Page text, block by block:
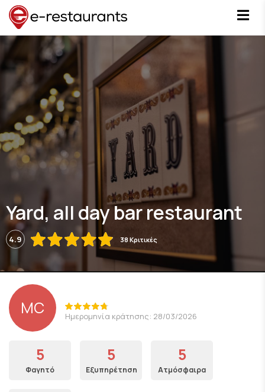
Yard, all day bar restaurant
4.9 38 Κριτικές
MC Ημερομηνία κράτησης: 28/03/2026
5
Φαγητό
5
Εξυπηρέτηση
5
Ατμόσφαιρα